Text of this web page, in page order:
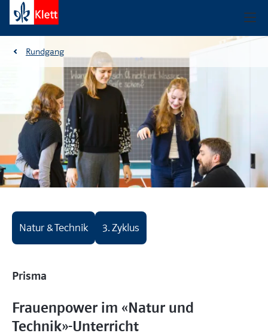
Rundgang
Natur & Technik 3. Zyklus
Prisma
Frauenpower im «Natur und
Technik»-Unterricht